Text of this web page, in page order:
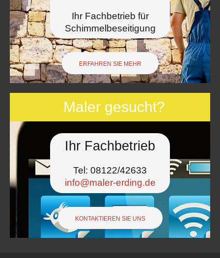
E-Mail*
Betreff*
Ihr Fachbetrieb für
Schimmel­beseitigung
ERFAHREN SIE MEHR
Maler gesucht?
Ihr Fachbetrieb
Tel: 08122/42633
info@maler-erding.de
KONTAKTIEREN SIE UNS